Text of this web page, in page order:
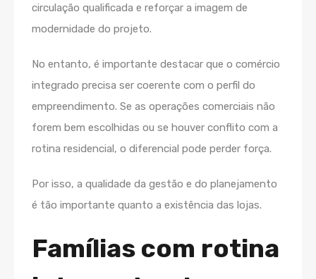
circulação qualificada e reforçar a imagem de
modernidade do projeto.
No entanto, é importante destacar que o comércio
integrado precisa ser coerente com o perfil do
empreendimento. Se as operações comerciais não
forem bem escolhidas ou se houver conflito com a
rotina residencial, o diferencial pode perder força.
Por isso, a qualidade da gestão e do planejamento
é tão importante quanto a existência das lojas.
Famílias com rotina